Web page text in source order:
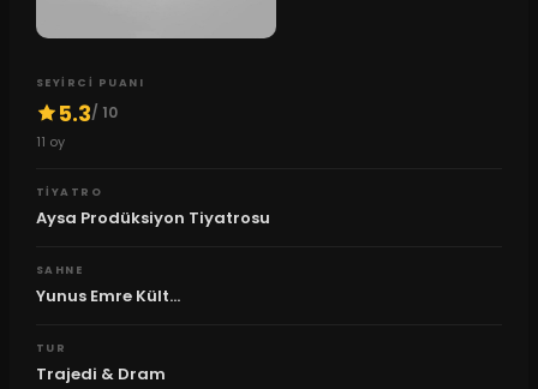
SEYIRCI PUANI
5.3/ 10
11 oy
TIYATRO
Aysa Prodüksiyon Tiyatrosu
SAHNE
Yunus Emre Kült...
TUR
Trajedi & Dram